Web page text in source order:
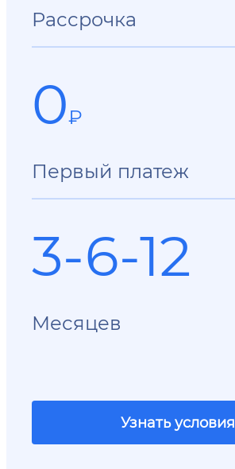
Рассрочка
0₽
Первый платеж
3-6-12
Месяцев
Узнать условия